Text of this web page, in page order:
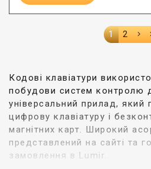
1 2
Кодові клавіатури
побудови систем контролю
універсальний прилад, який
цифрову клавіатуру і
магнітних карт. Широкий
представлений на сайті та
замовлення в Lumir.